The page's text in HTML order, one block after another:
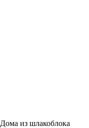
Дома из шлакоблока